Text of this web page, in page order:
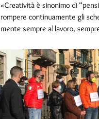
«Creatività è sinonimo di
rompere continuamente gli
mente sempre al lavoro,